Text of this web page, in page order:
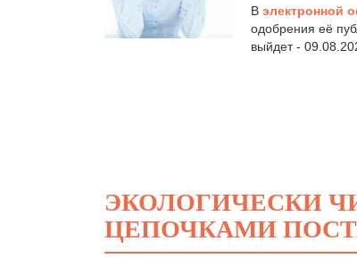
В электронной
одобрения её
выйдет -
ЭКОЛОГИЧЕСКИ
ЦЕПОЧКАМИ